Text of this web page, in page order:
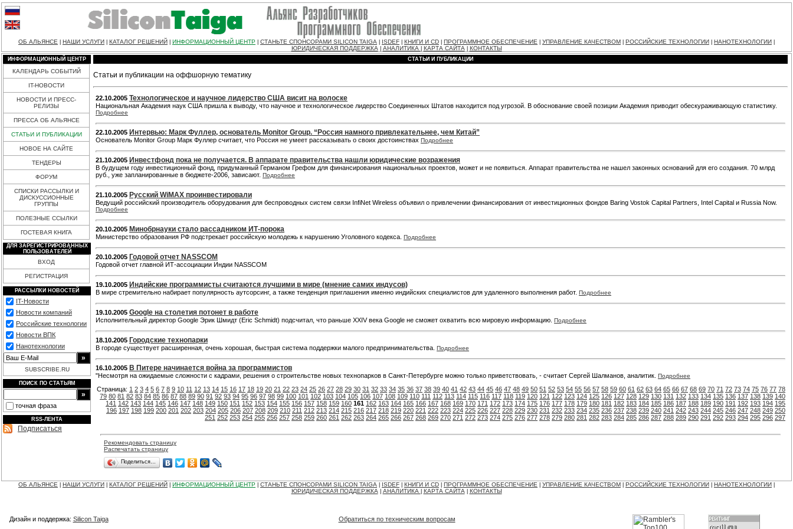
ОБ АЛЬЯНСЕ НАШИ УСЛУГИ КАТАЛОГ РЕШЕНИЙ ИНФОРМАЦИОННЫЙ ЦЕНТР СТАНЬТЕ СПОНСОРАМИ SILICON TAIGA ISDEF КНИГИ И CD ПРОГРАММНОЕ ОБЕСПЕЧЕНИЕ УПРАВЛЕНИЕ КАЧЕСТВОМ РОССИЙСКИЕ ТЕХНОЛОГИИ НАНОТЕХНОЛОГИИ
ЮРИДИЧЕСКАЯ ПОДДЕРЖКА| АНАЛИТИКА КАРТА САЙТА| КОНТАКТЫ
ИНФОРМАЦИОННЫЙ ЦЕНТР
КАЛЕНДАРЬ СОБЫТИЙ
IT-НОВОСТИ
НОВОСТИ И ПРЕСС-
РЕЛИЗЫ
ПРЕССА ОБ АЛЬЯНСЕ
СТАТЬИ И ПУБЛИКАЦИИ
НОВОЕ НА САЙТЕ
ТЕНДЕРЫ
ФОРУМ
СПИСКИ РАССЫЛКИ И
ДИСКУССИОННЫЕ
ГРУППЫ
ПОЛЕЗНЫЕ ССЫЛКИ
ГОСТЕВАЯ КНИГА
ДЛЯ ЗАРЕГИСТРИРОВАННЫХ
ПОЛЬЗОВАТЕЛЕЙ
ВХОД
РЕГИСТРАЦИЯ
РАССЫЛКИ НОВОСТЕЙ
IT-Новости
Новости компаний
Российские технологии
Новости ВПК
Нанотехнологии
SUBSCRIBE.RU
ПОИСК ПО СТАТЬЯМ
точная фраза
RSS-ЛЕНТА
Подписаться
СТАТЬИ И ПУБЛИКАЦИИ
Статьи и публикации на оффшорную тематику
22.10.2005 Технологическое и научное лидерство США висит на волоске
Национальная Академия наук США пришла к выводу, что научное и технологическое лидерство Соединенных Штатов находится под угрозой. В обоснование своей позиции Академия приводит обескураживающую статистику.
Подробнее
22.10.2005 Интервью: Марк Фуллер, основатель Monitor Group. “Россия намного привлекательнее, чем Китай”
Основатель Monitor Group Марк Фуллер считает, что Россия не умеет рассказывать о своих достоинствах Подробнее
21.10.2005 Инвестфонд пока не получается. В аппарате правительства нашли юридические возражения
В будущем году инвестиционный фонд, придуманный Германом Грефом для финансирования национальных проектов, может и не появиться. Аппарат правительства не нашел законных оснований для его создания. 70 млрд
руб., уже запланированные в бюджете-2006, зависают. Подробнее
21.10.2005 Русский WiMAX проинвестировали
Ведущий российский производитель оборудования для беспроводных систем связи InfiNet Wireless объявил о привлечении финансирования от инвестиционных фондов Baring Vostok Capital Partners, Intel Capital и Russia Now.
Подробнее
20.10.2005 Минобрнауки стало рассадником ИТ-порока
Министерство образования РФ подстрекает российскую молодежь к нарушению Уголовного кодекса. Подробнее
20.10.2005 Годовой отчет NASSCOM
Годовой отчет главной ИТ-ассоциации Индии NASSCOM
19.10.2005 Индийские программисты считаются лучшими в мире (мнение самих индусов)
В мире стремительно набирает популярность аутсорсинг, а также тенденция приглашения именно индийских специалистов для удаленного выполнения работ. Подробнее
19.10.2005 Google на столетия потонет в работе
Исполнительный директор Google Эрик Шмидт (Eric Schmidt) подсчитал, что раньше XXIV века Google не сможет охватить всю мировую информацию. Подробнее
18.10.2005 Городские технопарки
В городе существует расширенная, очень хорошая, быстрая система поддержки малого предпринимательства. Подробнее
16.10.2005 В Питере начинается война за программистов
"Несмотря на ожидаемые сложности с кадрами, решения о строительстве новых технопарков в Санкт-Петербурге можно только приветствовать, - считает Сергей Шалманов, аналитик. Подробнее
Страница: 1 2 3 4 5 6 7 8 9 10 11 12 13 14 15 16 17 18 19 20 21 22 23 24 25 26 27 28 29 30 31 32 33 34 35 36 37 38 39 40 41 42 43 44 45 46 47 48 49 50 51 52 53 54 55 56 57 58 59 60 61 62 63 64 65 66 67 68 69 70 71 72 73 74 75 76 77 78
79 80 81 82 83 84 85 86 87 88 89 90 91 92 93 94 95 96 97 98 99 100 101 102 103 104 105 106 107 108 109 110 111 112 113 114 115 116 117 118 119 120 121 122 123 124 125 126 127 128 129 130 131 132 133 134 135 136 137 138 139 140
141 142 143 144 145 146 147 148 149 150 151 152 153 154 155 156 157 158 159 160 161 162 163 164 165 166 167 168 169 170 171 172 173 174 175 176 177 178 179 180 181 182 183 184 185 186 187 188 189 190 191 192 193 194 195
196 197 198 199 200 201 202 203 204 205 206 207 208 209 210 211 212 213 214 215 216 217 218 219 220 221 222 223 224 225 226 227 228 229 230 231 232 233 234 235 236 237 238 239 240 241 242 243 244 245 246 247 248 249 250
251 252 253 254 255 256 257 258 259 260 261 262 263 264 265 266 267 268 269 270 271 272 273 274 275 276 277 278 279 280 281 282 283 284 285 286 287 288 289 290 291 292 293 294 295 296 297
Рекомендовать страницу
Распечатать страницу
Поделиться…
ОБ АЛЬЯНСЕ НАШИ УСЛУГИ КАТАЛОГ РЕШЕНИЙ ИНФОРМАЦИОННЫЙ ЦЕНТР СТАНЬТЕ СПОНСОРАМИ SILICON TAIGA ISDEF КНИГИ И CD ПРОГРАММНОЕ ОБЕСПЕЧЕНИЕ УПРАВЛЕНИЕ КАЧЕСТВОМ РОССИЙСКИЕ ТЕХНОЛОГИИ НАНОТЕХНОЛОГИИ
ЮРИДИЧЕСКАЯ ПОДДЕРЖКА| АНАЛИТИКА КАРТА САЙТА| КОНТАКТЫ
Дизайн и поддержка: Silicon Taiga Обратиться по техническим вопросам